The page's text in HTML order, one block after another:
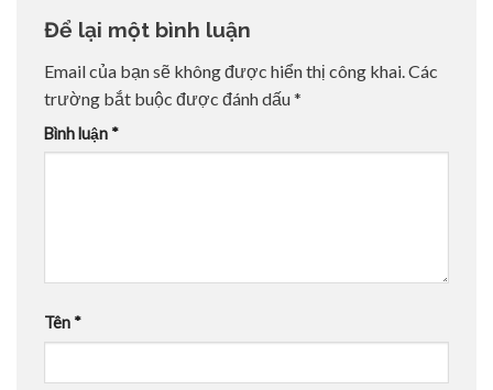
Để lại một bình luận
Email của bạn sẽ không được hiển thị công khai. Các
trường bắt buộc được đánh dấu*
Bình luận *
Tên *